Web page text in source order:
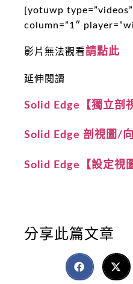
[yotuwp
column=”1″
影片無法觀看請點此
延伸閱讀
Solid Edge【獨立剖
Solid Edge 剖視圖/
Solid Edge【設定視
分享此篇文章